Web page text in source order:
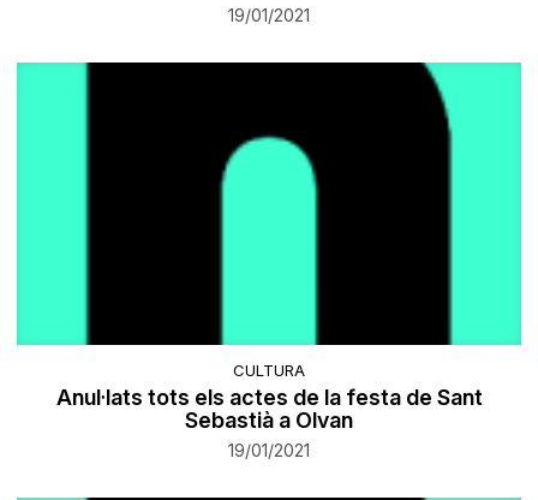
19/01/2021
CULTURA
Anul·lats tots els actes de la festa de Sant
Sebastià a Olvan
19/01/2021